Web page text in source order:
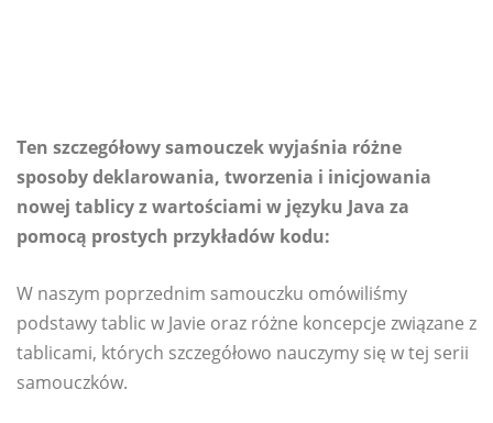
Ten szczegółowy samouczek wyjaśnia różne
sposoby deklarowania, tworzenia i inicjowania
nowej tablicy z wartościami w języku Java za
pomocą prostych przykładów kodu:
W naszym poprzednim samouczku omówiliśmy
podstawy tablic w Javie oraz różne koncepcje związane z
tablicami, których szczegółowo nauczymy się w tej serii
samouczków.